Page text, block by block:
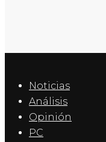
Noticias
Análisis
Opinión
PC